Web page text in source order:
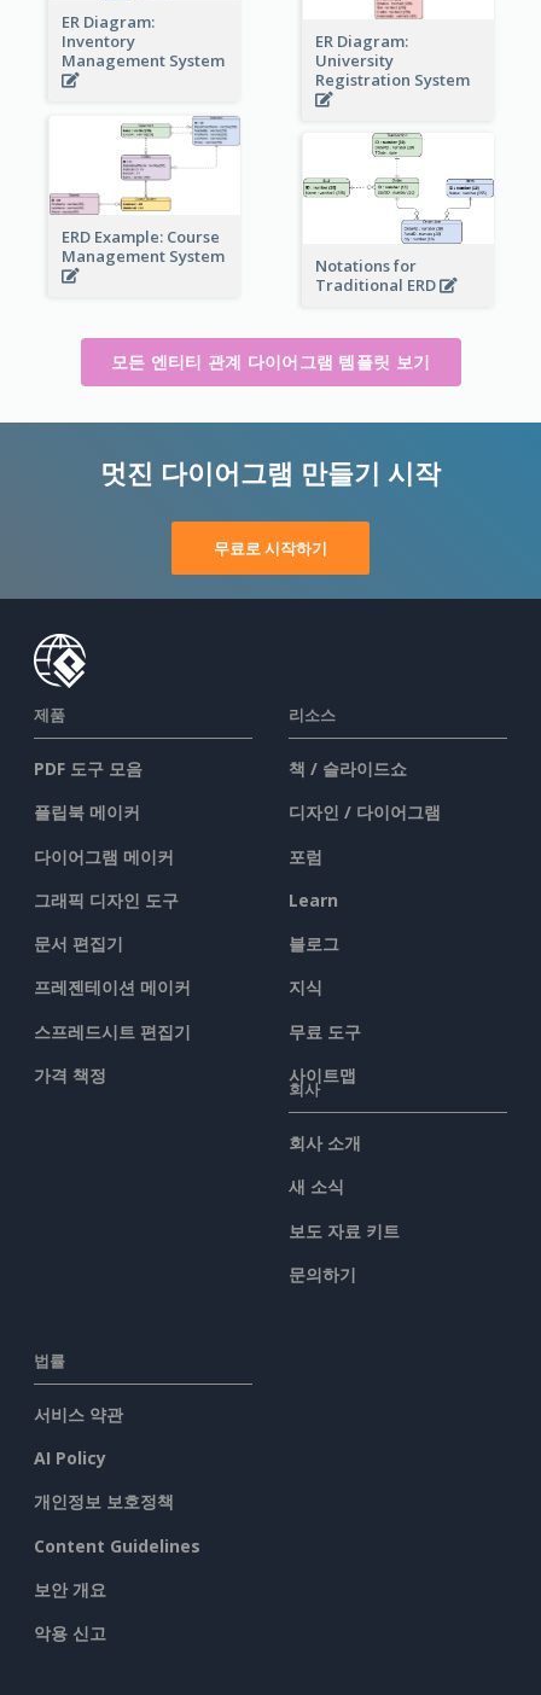
ER Diagram:
Inventory
Management System
ER Diagram:
University
Registration System
ERD Example: Course
Management System
Notations for
Traditional ERD
모든 엔티티 관계 다이어그램 템플릿 보기
멋진 다이어그램 만들기 시작
무료로 시작하기
제품
PDF 도구 모음
플립북 메이커
다이어그램 메이커
그래픽 디자인 도구
문서 편집기
프레젠테이션 메이커
스프레드시트 편집기
가격 책정
리소스
책 / 슬라이드쇼
디자인 / 다이어그램
포럼
Learn
블로그
지식
무료 도구
사이트맵
회사
회사 소개
새 소식
보도 자료 키트
문의하기
법률
서비스 약관
AI Policy
개인정보 보호정책
Content Guidelines
보안 개요
악용 신고